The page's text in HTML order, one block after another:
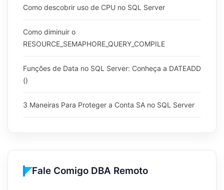
Como descobrir uso de CPU no SQL Server
Como diminuir o
RESOURCE_SEMAPHORE_QUERY_COMPILE
Funções de Data no SQL Server: Conheça a DATEADD
()
3 Maneiras Para Proteger a Conta SA no SQL Server
Fale Comigo DBA Remoto